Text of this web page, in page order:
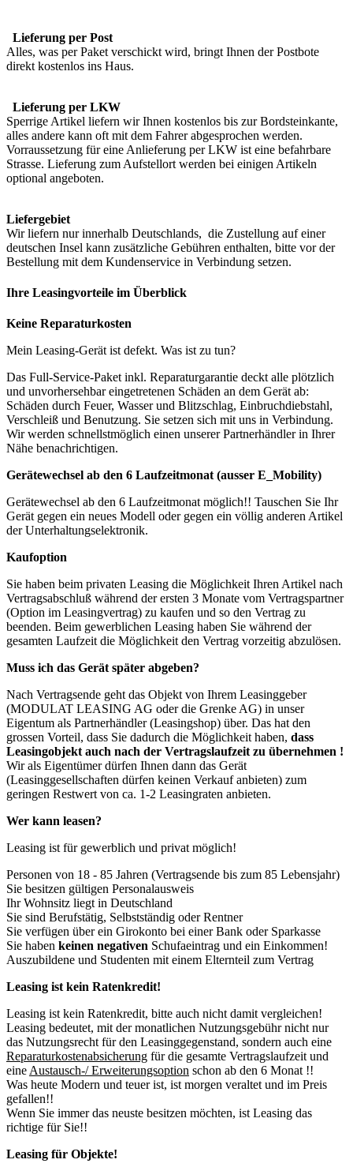
Lieferung per Post
Alles, was per Paket verschickt wird, bringt Ihnen der Postbote
direkt kostenlos ins Haus.
Lieferung per LKW
Sperrige Artikel liefern wir Ihnen kostenlos bis zur Bordsteinkante,
alles andere kann oft mit dem Fahrer abgesprochen werden.
Vorraussetzung für eine Anlieferung per LKW ist eine befahrbare
Strasse. Lieferung zum Aufstellort werden bei einigen Artikeln
optional angeboten.
Liefergebiet
Wir liefern nur innerhalb Deutschlands, die Zustellung auf einer
deutschen Insel kann zusätzliche Gebühren enthalten, bitte vor der
Bestellung mit dem Kundenservice in Verbindung setzen.
Ihre Leasingvorteile im Überblick
Keine Reparaturkosten
Mein Leasing-Gerät ist defekt. Was ist zu tun?
Das Full-Service-Paket inkl. Reparaturgarantie deckt alle plötzlich
und unvorhersehbar eingetretenen Schäden an dem Gerät ab:
Schäden durch Feuer, Wasser und Blitzschlag, Einbruchdiebstahl,
Verschleiß und Benutzung. Sie setzen sich mit uns in Verbindung.
Wir werden schnellstmöglich einen unserer Partnerhändler in Ihrer
Nähe benachrichtigen.
Gerätewechsel ab den 6 Laufzeitmonat (ausser E_Mobility)
Gerätewechsel ab den 6 Laufzeitmonat möglich!! Tauschen Sie Ihr
Gerät gegen ein neues Modell oder gegen ein völlig anderen Artikel
der Unterhaltungselektronik.
Kaufoption
Sie haben beim privaten Leasing die Möglichkeit Ihren Artikel nach
Vertragsabschluß während der ersten 3 Monate vom Vertragspartner
(Option im Leasingvertrag) zu kaufen und so den Vertrag zu
beenden. Beim gewerblichen Leasing haben Sie während der
gesamten Laufzeit die Möglichkeit den Vertrag vorzeitig abzulösen.
Muss ich das Gerät später abgeben?
Nach Vertragsende geht das Objekt von Ihrem Leasinggeber
(MODULAT LEASING AG oder die Grenke AG) in unser
Eigentum als Partnerhändler (Leasingshop) über. Das hat den
grossen Vorteil, dass Sie dadurch die Möglichkeit haben, dass
Leasingobjekt auch nach der Vertragslaufzeit zu übernehmen !
Wir als Eigentümer dürfen Ihnen dann das Gerät
(Leasinggesellschaften dürfen keinen Verkauf anbieten) zum
geringen Restwert von ca. 1-2 Leasingraten anbieten.
Wer kann leasen?
Leasing ist für gewerblich und privat möglich!
Personen von 18 - 85 Jahren (Vertragsende bis zum 85 Lebensjahr)
Sie besitzen gültigen Personalausweis
Ihr Wohnsitz liegt in Deutschland
Sie sind Berufstätig, Selbstständig oder Rentner
Sie verfügen über ein Girokonto bei einer Bank oder Sparkasse
Sie haben keinen negativen Schufaeintrag und ein Einkommen!
Auszubildene und Studenten mit einem Elternteil zum Vertrag
Leasing ist kein Ratenkredit!
Leasing ist kein Ratenkredit, bitte auch nicht damit vergleichen!
Leasing bedeutet, mit der monatlichen Nutzungsgebühr nicht nur
das Nutzungsrecht für den Leasinggegenstand, sondern auch eine
Reparaturkostenabsicherung für die gesamte Vertragslaufzeit und
eine Austausch-/ Erweiterungsoption schon ab den 6 Monat !!
Was heute Modern und teuer ist, ist morgen veraltet und im Preis
gefallen!!
Wenn Sie immer das neuste besitzen möchten, ist Leasing das
richtige für Sie!!
Leasing für Objekte!